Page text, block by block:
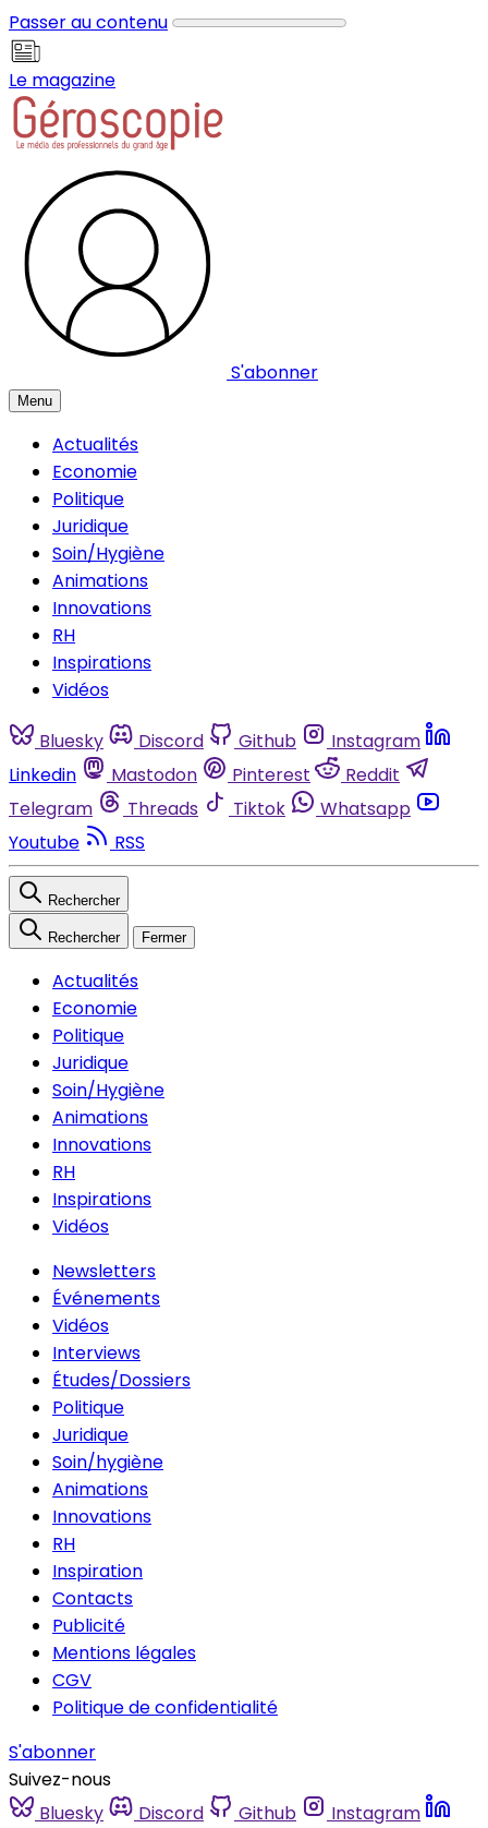
Passer au contenu
Le magazine
S'abonner
Menu
Actualités
Economie
Politique
Juridique
Soin/Hygiène
Animations
Innovations
RH
Inspirations
Vidéos
Bluesky Discord Github
Instagram
Linkedin
Mastodon Pinterest
Reddit
Telegram
Threads Tiktok
Whatsapp
Youtube
RSS
Rechercher
Rechercher Fermer
Actualités
Economie
Politique
Juridique
Soin/Hygiène
Animations
Innovations
RH
Inspirations
Vidéos
Newsletters
Événements
Vidéos
Interviews
Études/Dossiers
Politique
Juridique
Soin/hygiène
Animations
Innovations
RH
Inspiration
Contacts
Publicité
Mentions légales
CGV
Politique de confidentialité
S'abonner
Suivez-nous
Bluesky
Discord Github
Instagram
Panneau de gestion des cookies